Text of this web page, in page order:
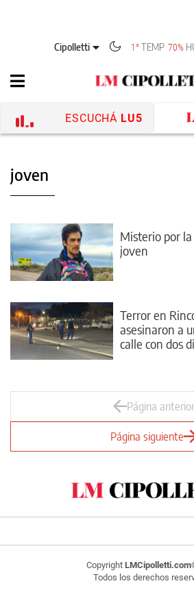
Cipolletti 1° TEMP 70%
ESCUCHÁ LU5
joven
Misterio por
joven
Terror en
asesinaron a
calle con dos
Página anterior
Página siguiente
Copyright LMCipolletti.com
Todos los derechos